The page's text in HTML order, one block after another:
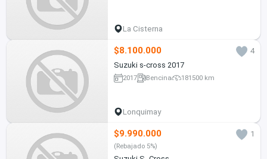
La Cisterna
$8.100.000
4
Suzuki s-cross 2017
2017 Bencina 181500 km
Lonquimay
$9.990.000 1
(Rebajado 5%)